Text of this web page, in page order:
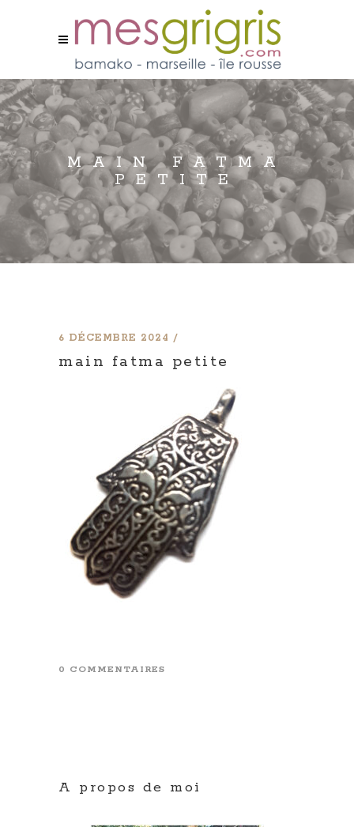
MAIN FATMA
PETITE
6 DÉCEMBRE 2024
main fatma petite
0 COMMENTAIRES
A propos de moi